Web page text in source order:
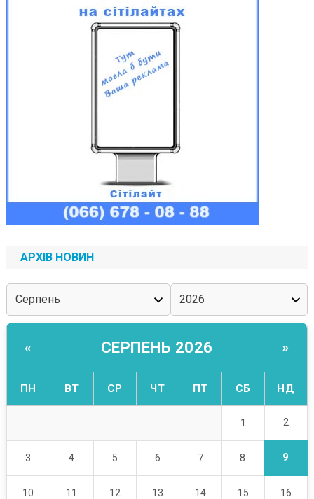
АРХІВ НОВИН
« СЕРПЕНЬ 2026 »
ПН ВТ СР ЧТ ПТ СБ НД
1 2
3 4 5 6 7 8 9
10 11 12 13 14 15 16